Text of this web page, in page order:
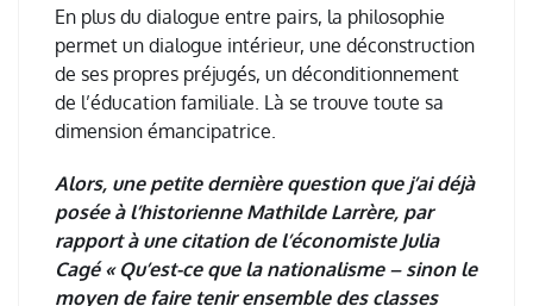
En plus du dialogue entre pairs, la philosophie
permet un dialogue intérieur, une déconstruction
de ses propres préjugés, un déconditionnement
de l’éducation familiale. Là se trouve toute sa
dimension émancipatrice.
Alors, une petite dernière question que j’ai déjà
posée à l’historienne Mathilde Larrère, par
rapport à une citation de l’économiste Julia
Cagé « Qu’est-ce que la nationalisme – sinon le
moyen de faire tenir ensemble des classes